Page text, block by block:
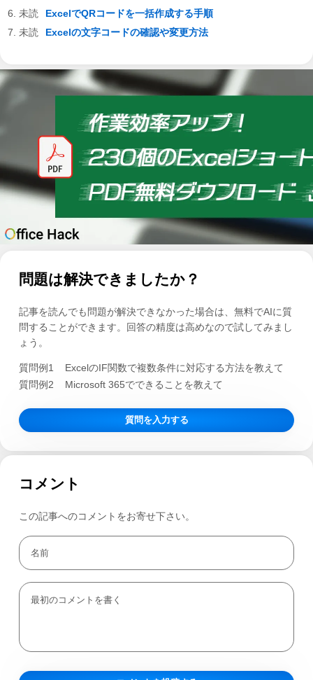
ExcelでQRコードを一括作成する手順
Excelの文字コードの確認や変更方法
問題は解決できましたか？
記事を読んでも問題が解決できなかった場合は、無料でAIに質
問することができます。回答の精度は高めなので試してみまし
ょう。
質問例1
ExcelのIF関数で複数条件に対応する方法を教えて
質問例2
Microsoft 365でできることを教えて
質問を入力する
コメント
この記事へのコメントをお寄せ下さい。